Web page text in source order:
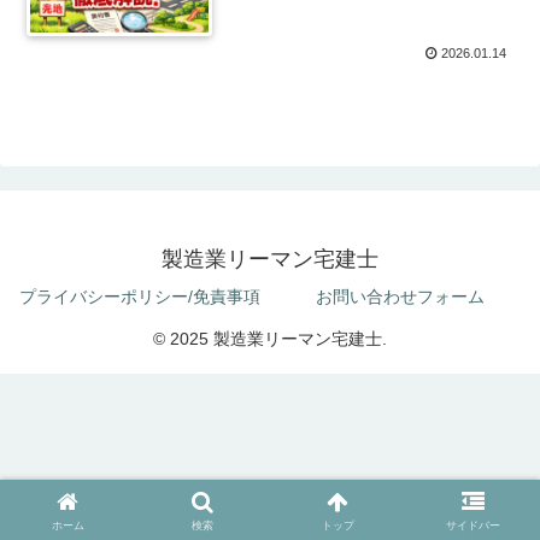
2026.01.14
製造業リーマン宅建士
プライバシーポリシー/免責事項 お問い合わせフォーム
© 2025 製造業リーマン宅建士.
ホーム 検索 トップ サイドバー